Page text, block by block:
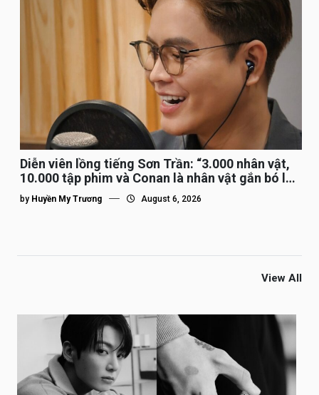
Diễn viên lồng tiếng Sơn Trần: “3.000 nhân vật,
10.000 tập phim và Conan là nhân vật gắn bó lâu
nhất”
by Huyền My Trương August 6, 2026
View All